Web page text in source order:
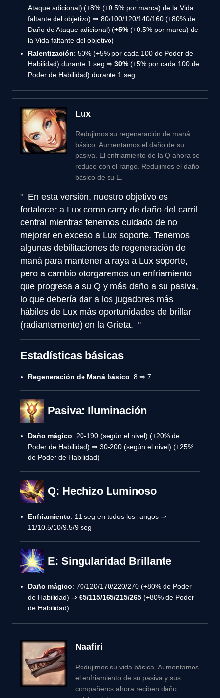
Ataque adicional) (+8% (+0.5% por marca) de la Vida
faltante del objetivo) ⇒ 80/100/120/140/160 (+80% de
Daño de Ataque adicional) (+5% (+0.5% por marca) de
la Vida faltante del objetivo)
Ralentización: 50% (+5% por cada 100 de Poder de
Habilidad) durante 1 seg ⇒ 30% (+5% por cada 100 de
Poder de Habilidad) durante 1 seg
Lux
Redujimos su regeneración de maná
básico. Aumentamos el daño de su
pasiva. El enfriamiento de la Q ahora se
reduce con el rango. Redujimos el daño
básico de su E.
En esta versión, nuestro objetivo es
fortalecer a Lux como carry de daño del carril
central mientras tenemos cuidado de no
mejorar en exceso a Lux soporte. Tenemos
algunas debilitaciones de regeneración de
maná para mantener a raya a Lux soporte,
pero a cambio otorgaremos un enfriamiento
que progresa a su Q y más daño a su pasiva,
lo que debería dar a los jugadores más
hábiles de Lux más oportunidades de brillar
(radiantemente) en la Grieta.
Estadísticas básicas
Regeneración de Maná básico: 8 ⇒ 7
Pasiva: Iluminación
Daño mágico: 20-190 (según el nivel) (+20% de
Poder de Habilidad) ⇒ 30-200 (según el nivel) (+25%
de Poder de Habilidad)
Q: Hechizo Luminoso
Enfriamiento: 11 seg en todos los rangos ⇒
11/10.5/10/9.5/9 seg
E: Singularidad Brillante
Daño mágico: 70/120/170/220/270 (+80% de Poder
de Habilidad) ⇒ 65/115/165/215/265 (+80% de Poder
de Habilidad)
Naafiri
Redujimos su vida básica. Aumentamos
el enfriamiento de su pasiva y sus
compañeros ahora reciben daño